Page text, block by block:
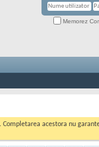
Memorez
acestora nu